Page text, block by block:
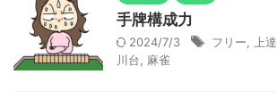
手牌構成力
2024/7/3 フリー 上達
川台
麻雀